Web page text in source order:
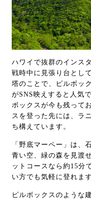
ハワイで抜群のインス
戦時中に見張り台とし
塔のことで、ピルボッ
がSNS映えすると人気
ボックスが今も残って
スを登った先には、ラ
ち構えています。
「野底マーペー」は、
青い空、緑の森を見渡
ットコースなら約15分
い方でも気軽に登れます
ピルボックスのような